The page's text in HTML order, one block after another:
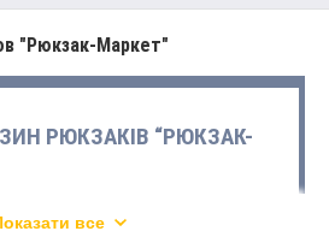
"Рюкзак-Маркет"
РЮКЗАКІВ “РЮКЗАК-
для навчання, творчості і
все